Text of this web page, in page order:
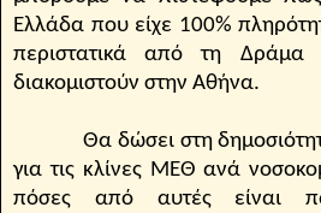
Ελλάδα που είχε 100%
περιστατικά από τη Δράμα
διακομιστούν στην Αθήνα.
Θα δώσει στη δημοσιότητα
για τις κλίνες ΜΕΘ ανά
πόσες από αυτές είναι